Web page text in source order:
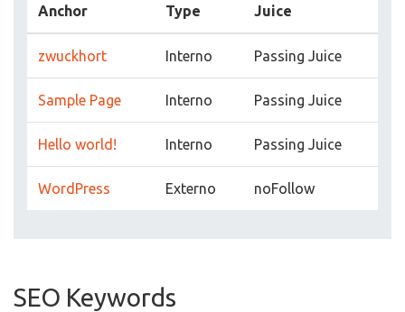
Anchor Type Juice
zwuckhort Interno Passing Juice
Sample Page Interno Passing Juice
Hello world! Interno Passing Juice
WordPress Externo noFollow
SEO Keywords